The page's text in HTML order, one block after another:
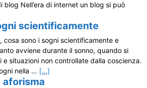
blog Nell’era di internet un blog si può
scientificamente
cosa sono i sogni scientificamente e
avviene durante il sonno, quando si
e situazioni non controllate dalla coscienza.
nella … […]
aforisma